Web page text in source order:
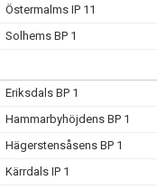
Östermalms IP 11
Solhems BP 1
Eriksdals BP 1
Hammarbyhöjdens BP 1
Hägerstensåsens BP 1
Kärrdals IP 1